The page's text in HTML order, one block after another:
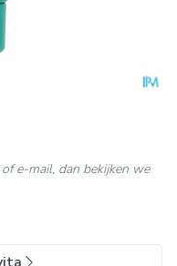
e-mail, dan bekijken we